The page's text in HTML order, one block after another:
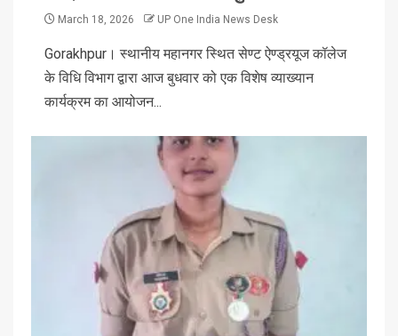
March 18, 2026 UP One India News Desk
Gorakhpur। स्थानीय महानगर स्थित सेण्ट ऐण्ड्रयूज कॉलेज
के विधि विभाग द्वारा आज बुधवार को एक विशेष व्याख्यान
कार्यक्रम का आयोजन...